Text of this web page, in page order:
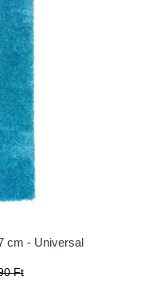
cm - Universal
Ft